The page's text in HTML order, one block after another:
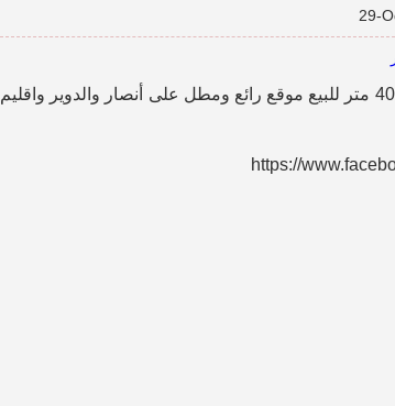
29-
مبنى في عدشيت فيلا كبيرة 2000 متر مع أرض 4000 متر للبيع موقع رائع ومطل على أنصار والدوير واقليم